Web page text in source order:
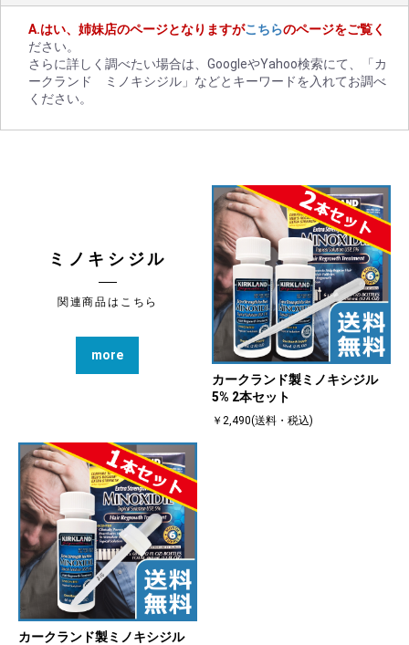
はい、姉妹店のページとなりますがこちらのページをご覧く
ださい。
さらに詳しく調べたい場合は、GoogleやYahoo検索にて、「カ
ークランド ミノキシジル」などとキーワードを入れてお調べ
ください。
ミノキシジル
関連商品はこちら
more
カークランド製ミノキシジル
5% 2本セット
￥2,490(送料・税込)
カークランド製ミノキシジル